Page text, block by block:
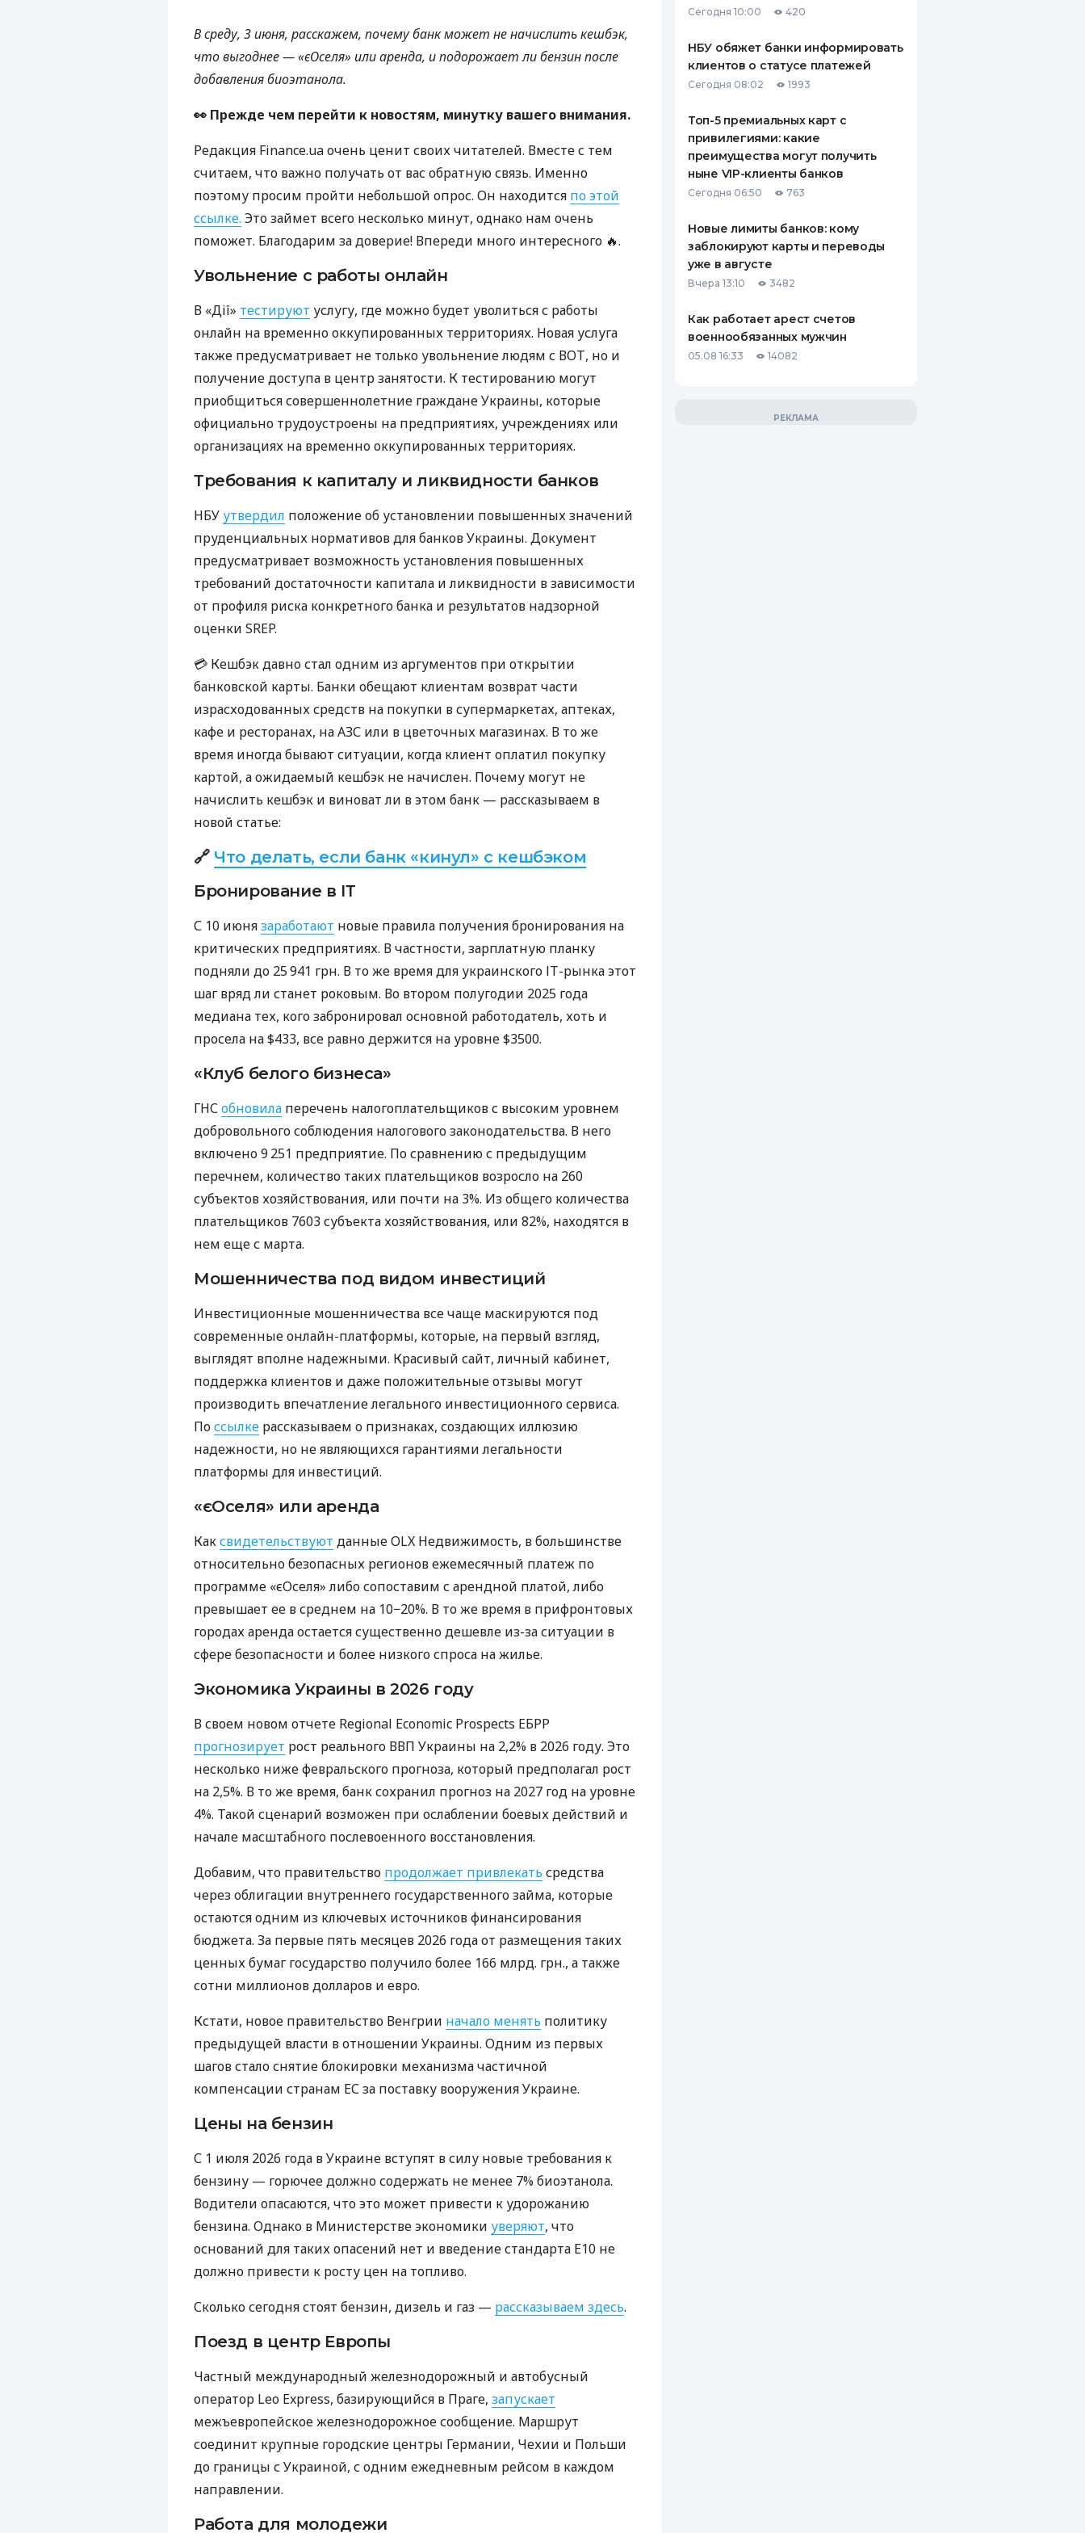
КЕШБЭКА
СТРАХОВАНИЮ
ВСЕ СТРАХОВЫЕ ПОЛИСЫ
ОТЗЫВЫ О СТРАХОВЫХ
КОМПАНИЯХ
В среду, 3 июня, расскажем, почему банк может не начислить кешбэк,
что выгоднее — «єОселя» или аренда, и подорожает ли бензин после
добавления биоэтанола.
👀 Прежде чем перейти к новостям, минутку вашего внимания.
Редакция Finance.ua очень ценит своих читателей. Вместе с тем
считаем, что важно получать от вас обратную связь. Именно
поэтому просим пройти небольшой опрос. Он находится по этой
ссылке. Это займет всего несколько минут, однако нам очень
поможет. Благодарим за доверие! Впереди много интересного 🔥.
Увольнение с работы онлайн
В «Дії» тестируют услугу, где можно будет уволиться с работы
онлайн на временно оккупированных территориях. Новая услуга
также предусматривает не только увольнение людям с ВОТ, но и
получение доступа в центр занятости. К тестированию могут
приобщиться совершеннолетние граждане Украины, которые
официально трудоустроены на предприятиях, учреждениях или
организациях на временно оккупированных территориях.
Требования к капиталу и ликвидности банков
НБУ утвердил положение об установлении повышенных значений
пруденциальных нормативов для банков Украины. Документ
предусматривает возможность установления повышенных
требований достаточности капитала и ликвидности в зависимости
от профиля риска конкретного банка и результатов надзорной
оценки SREP.
💳 Кешбэк давно стал одним из аргументов при открытии
банковской карты. Банки обещают клиентам возврат части
израсходованных средств на покупки в супермаркетах, аптеках,
кафе и ресторанах, на АЗС или в цветочных магазинах. В то же
время иногда бывают ситуации, когда клиент оплатил покупку
картой, а ожидаемый кешбэк не начислен. Почему могут не
начислить кешбэк и виноват ли в этом банк — рассказываем в
новой статье:
🔗 Что делать, если банк «кинул» с кешбэком
Бронирование в ІТ
С 10 июнязаработают новые правила получения бронирования на
критических предприятиях. В частности, зарплатную планку
подняли до 25 941 грн. В то же время для украинского ІТ-рынка этот
шаг вряд ли станет роковым. Во втором полугодии 2025 года
медиана тех, кого забронировал основной работодатель, хоть и
просела на $433, все равно держится на уровне $3500.
«Клуб белого бизнеса»
ГНСобновила перечень налогоплательщиков с высоким уровнем
добровольного соблюдения налогового законодательства. В него
включено 9 251 предприятие. По сравнению с предыдущим
перечнем, количество таких плательщиков возросло на 260
субъектов хозяйствования, или почти на 3%. Из общего количества
плательщиков 7603 субъекта хозяйствования, или 82%, находятся в
нем еще с марта.
Мошенничества под видом инвестиций
Инвестиционные мошенничества все чаще маскируются под
современные онлайн-платформы, которые, на первый взгляд,
выглядят вполне надежными. Красивый сайт, личный кабинет,
поддержка клиентов и даже положительные отзывы могут
производить впечатление легального инвестиционного сервиса.
Поссылке рассказываем о признаках, создающих иллюзию
надежности, но не являющихся гарантиями легальности
платформы для инвестиций.
«єОселя» или аренда
Каксвидетельствуют данные OLX Недвижимость, в большинстве
относительно безопасных регионов ежемесячный платеж по
программе «єОселя» либо сопоставим с арендной платой, либо
превышает ее в среднем на 10−20%. В то же время в прифронтовых
городах аренда остается существенно дешевле из-за ситуации в
сфере безопасности и более низкого спроса на жилье.
Экономика Украины в 2026 году
В своем новом отчете Regional Economic Prospects ЕБРР
прогнозирует рост реального ВВП Украины на 2,2% в 2026 году. Это
несколько ниже февральского прогноза, который предполагал рост
на 2,5%. В то же время, банк сохранил прогноз на 2027 год на уровне
4%. Такой сценарий возможен при ослаблении боевых действий и
начале масштабного послевоенного восстановления.
Добавим, что правительство продолжает привлекать средства
через облигации внутреннего государственного займа, которые
остаются одним из ключевых источников финансирования
бюджета. За первые пять месяцев 2026 года от размещения таких
ценных бумаг государство получило более 166 млрд. грн., а также
сотни миллионов долларов и евро.
Кстати, новое правительство Венгрии начало менять политику
предыдущей власти в отношении Украины. Одним из первых
шагов стало снятие блокировки механизма частичной
компенсации странам ЕС за поставку вооружения Украине.
Цены на бензин
С 1 июля 2026 года в Украине вступят в силу новые требования к
бензину — горючее должно содержать не менее 7% биоэтанола.
Водители опасаются, что это может привести к удорожанию
бензина. Однако в Министерстве экономики уверяют, что
оснований для таких опасений нет и введение стандарта Е10 не
должно привести к росту цен на топливо.
Сколько сегодня стоят бензин, дизель и газ — рассказываем здесь.
Поезд в центр Европы
Частный международный железнодорожный и автобусный
оператор Leo Express, базирующийся в Праге, запускает
межъевропейское железнодорожное сообщение. Маршрут
соединит крупные городские центры Германии, Чехии и Польши
до границы с Украиной, с одним ежедневным рейсом в каждом
направлении.
Работа для молодежи
Сегодня 10:00 420
НБУ обяжет банки информировать
клиентов о статусе платежей
Сегодня 08:02 1993
Топ-5 премиальных карт с
привилегиями: какие
преимущества могут получить
ныне VIP-клиенты банков
Сегодня 06:50 763
Новые лимиты банков: кому
заблокируют карты и переводы
уже в августе
Вчера 13:10 3482
Как работает арест счетов
военнообязанных мужчин
05.08 16:33 14082